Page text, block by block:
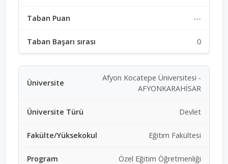
---
0
Afyon Kocatepe Üniversitesi -
AFYONKARAHİSAR
Devlet
Eğitim Fakültesi
Özel Eğitim Öğretmenliği